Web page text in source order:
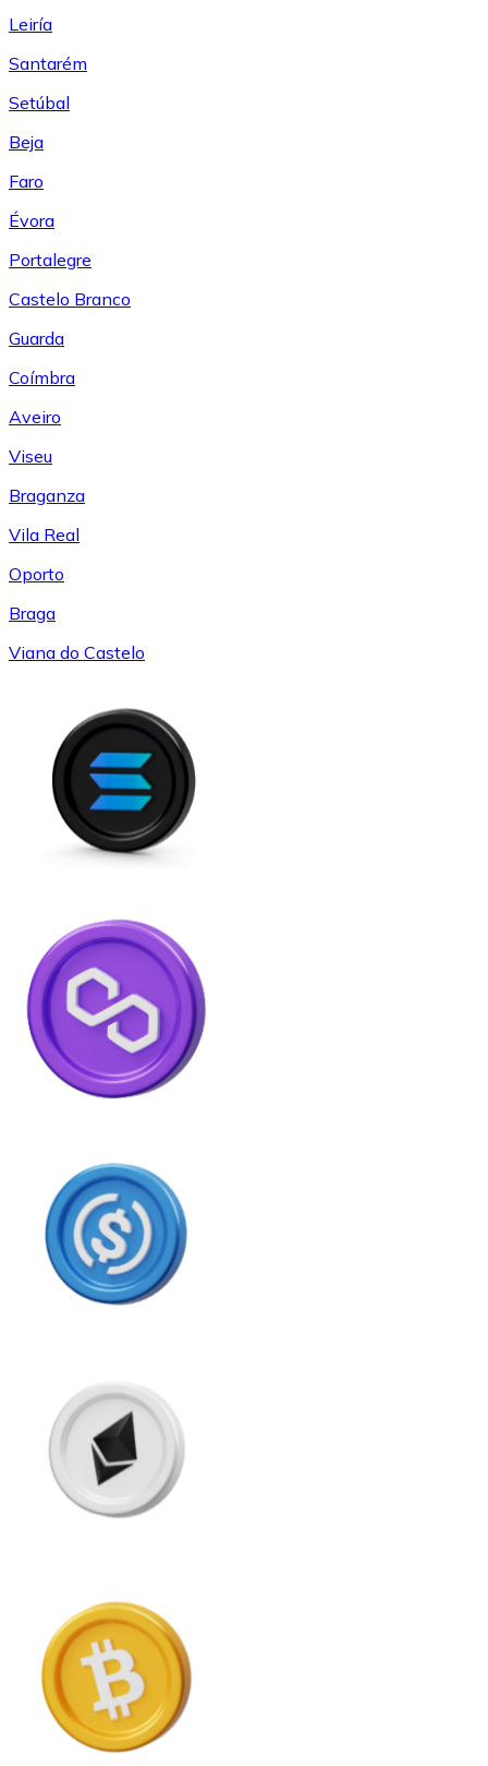
Leiría
Santarém
Setúbal
Beja
Faro
Évora
Portalegre
Castelo Branco
Guarda
Coímbra
Aveiro
Viseu
Braganza
Vila Real
Oporto
Braga
Viana do Castelo